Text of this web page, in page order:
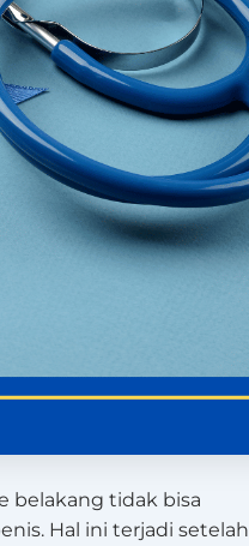
belakang tidak bisa
Hal ini terjadi setelah